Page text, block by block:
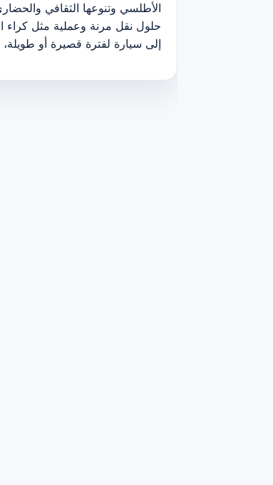
الأطلسي وتنوعها الثقافي
حلول نقل مرنة وعملية مثل كراء
إلى سيارة لفترة قصيرة أو